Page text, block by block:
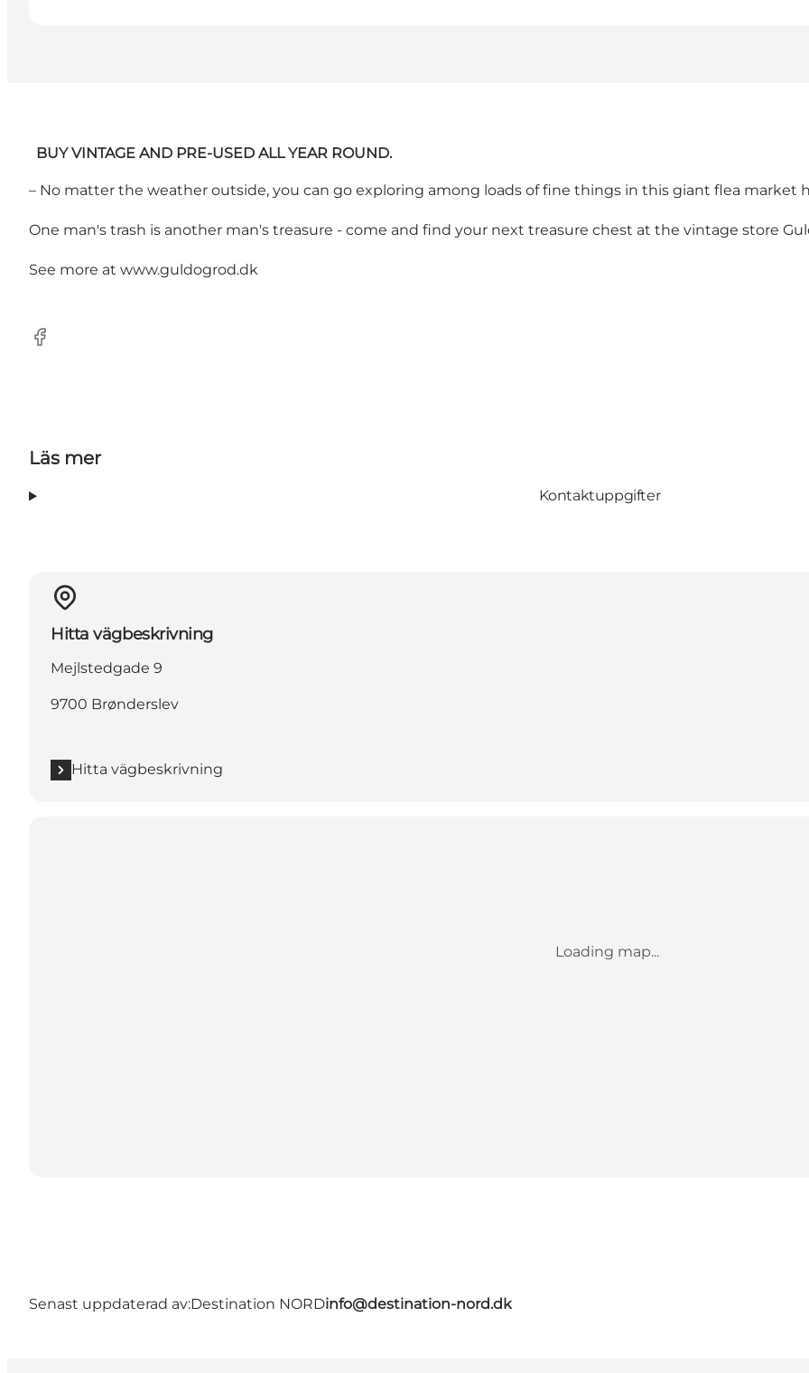
BUY VINTAGE AND PRE-USED ALL YEAR ROUND.
– No matter the weather outside, you can go exploring among loads of fine things in this giant flea market
One man's trash is another man's treasure - come and find your next treasure chest at the vintage store
See more at www.guldogrod.dk
Facebook
Läs mer
Kontaktuppgifter
Hitta vägbeskrivning
Mejlstedgade 9
9700 Brønderslev
Hitta vägbeskrivning
Loading map...
Senast uppdaterad av:Destination NORDinfo@destination-nord.dk